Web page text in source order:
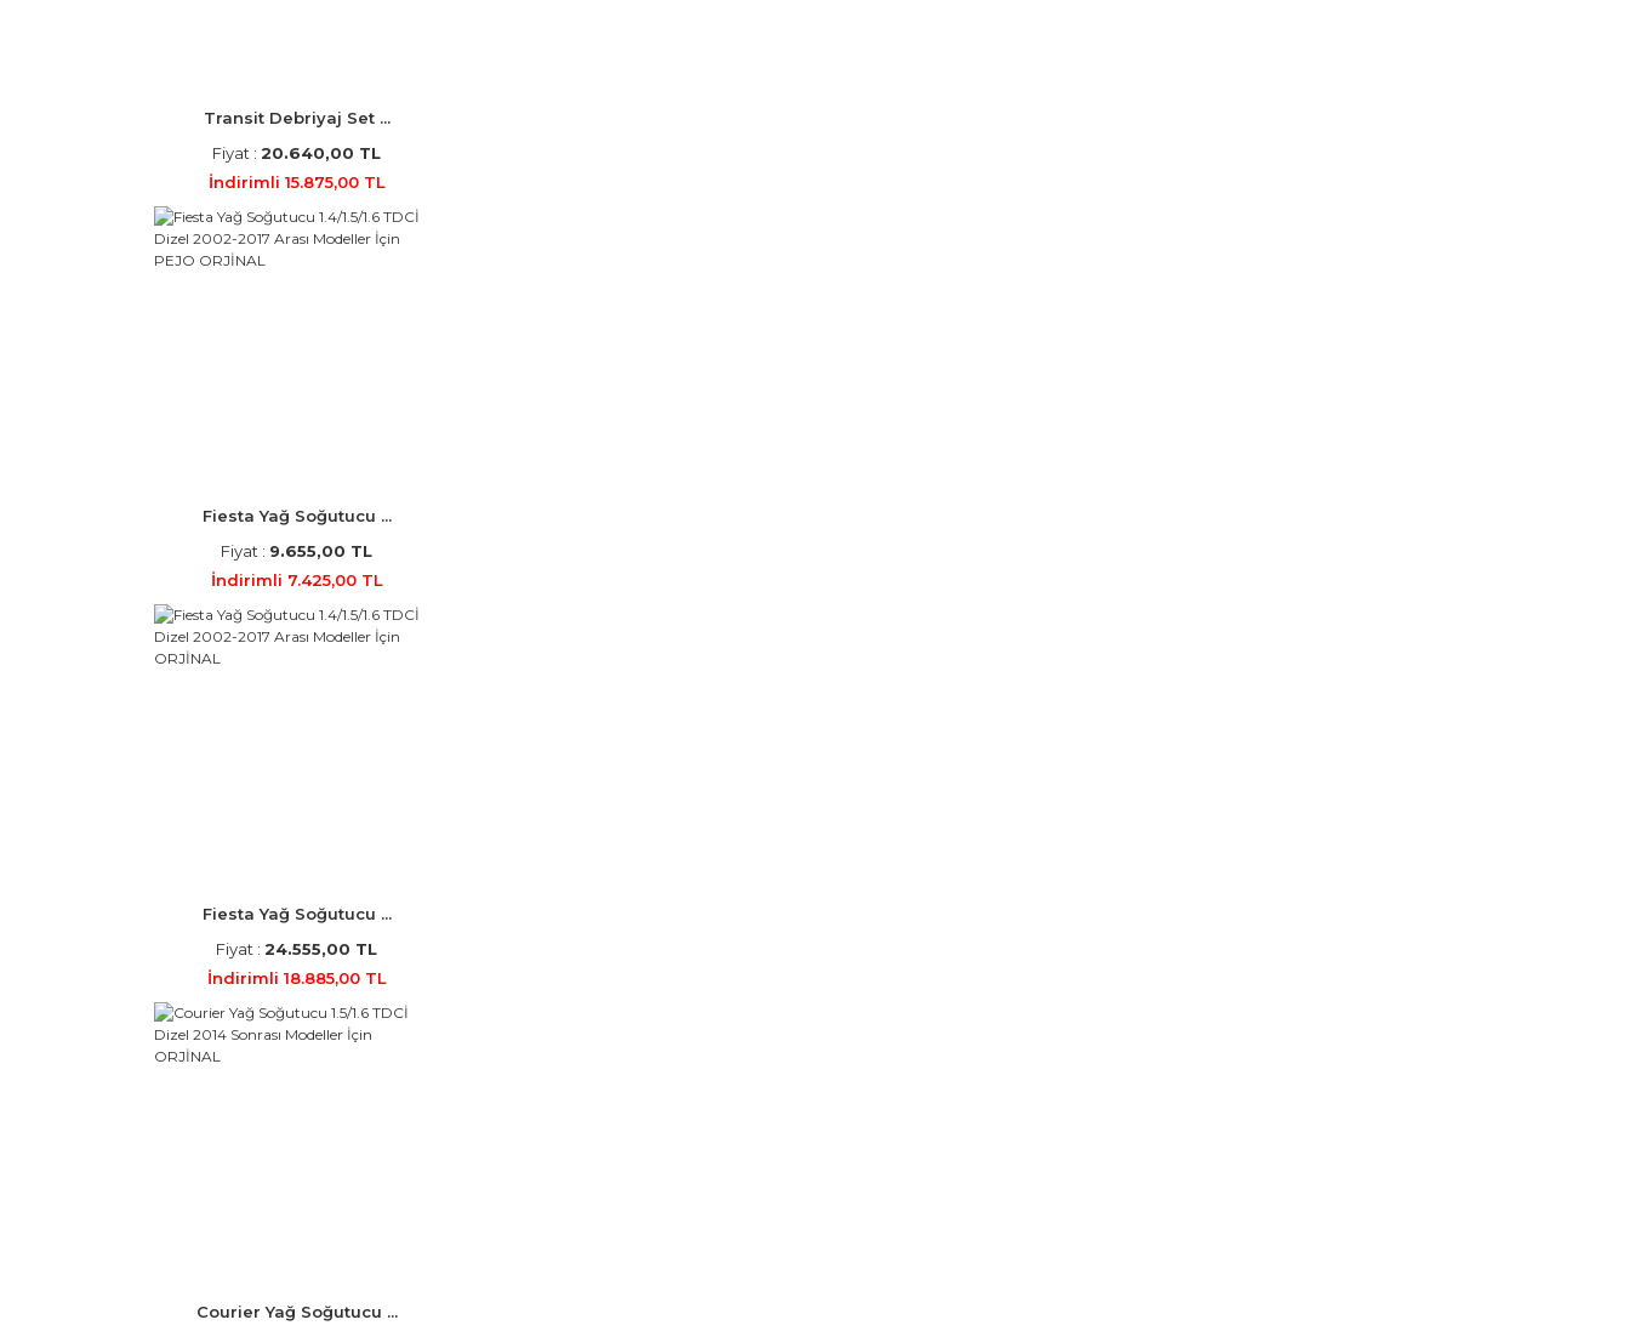
Transit Debriyaj Set ...
Fiyat : 20.640,00 TL
İndirimli 15.875,00 TL
Fiesta Yağ Soğutucu ...
Fiyat : 9.655,00 TL
İndirimli 7.425,00 TL
Fiesta Yağ Soğutucu ...
Fiyat : 24.555,00 TL
İndirimli 18.885,00 TL
Courier Yağ Soğutucu ...